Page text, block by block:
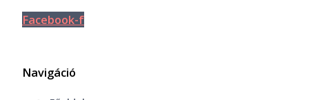
Facebook-f
Navigáció